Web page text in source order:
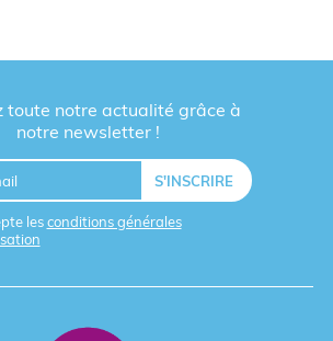
toute notre actualité grâce à
notre newsletter !
lesconditions générales